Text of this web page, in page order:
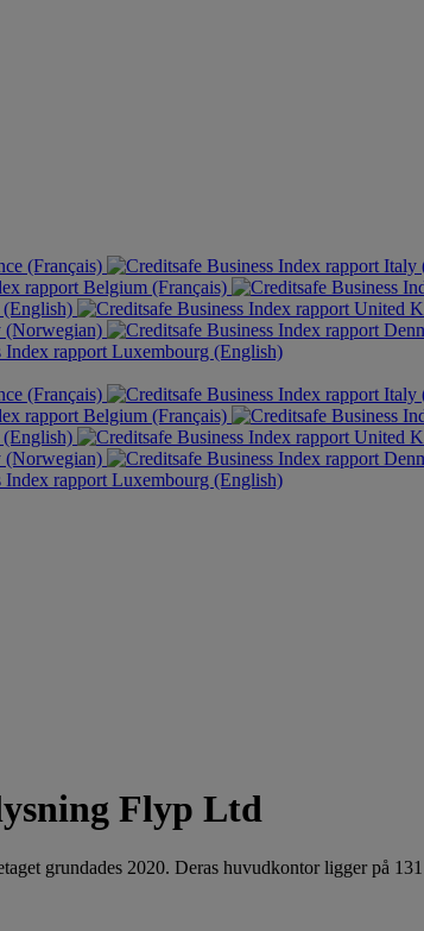
(Français)
Italy
Belgium (Français)
United
(Norwegian)
Luxembourg (English)
(Français)
Italy
Belgium (Français)
United
(Norwegian)
Luxembourg (English)
Flyp Ltd
grundades 2020. Deras huvudkontor ligger på